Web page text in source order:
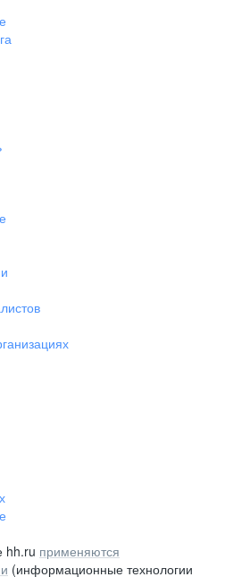
hh.ru применяются
(информационные технологии